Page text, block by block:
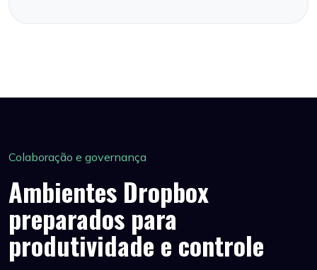
Colaboração e governança
Ambientes Dropbox
preparados para
produtividade e controle